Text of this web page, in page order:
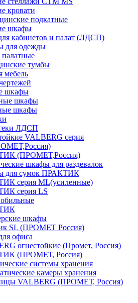
кровати
подкатные
шкафы
кабинетов и палат (ЛДСП)
для одежды
тумбы
мебель
шкафы
шкафы
шкафы
ЛДСП
VALBERG серия
(ПРОМЕТ,Россия)
шкафы для раздевалок
для сумок ПРАКТИК
серия ML(усиленные)
серия LS
шкафы
SL (ПРОМЕТ Россия)
офиса
огнестойкие (Промет, Россия)
(ПРОМЕТ, Россия)
системы хранения
камеры хранения
VALBERG (ПРОМЕТ, Россия)